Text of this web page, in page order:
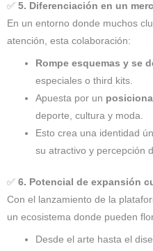
✅ 5. Diferenciación en un
En un entorno donde muchos
atención, esta colaboración:
Rompe esquemas y se
especiales o third kits.
Apuesta por un
deporte, cultura y moda.
Esto crea una identidad
su atractivo y percepción
✅ 6. Potencial de expansión
Con el lanzamiento de la
un ecosistema donde pueden
Desde el arte hasta el